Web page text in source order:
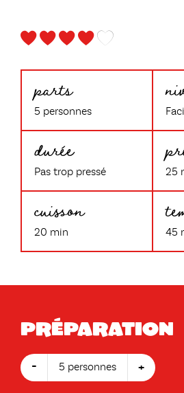
parts
5 personnes
durée
Pas trop pressé 25
cuisson
20 min 45
Préparation
- 5 personnes +